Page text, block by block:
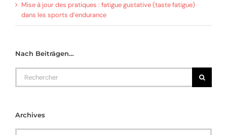
Mise à jour des pratiques : fatigue gustative (taste fatigue)
dans les sports d’endurance
Nach Beiträgen…
Rechercher
Archives
Archives